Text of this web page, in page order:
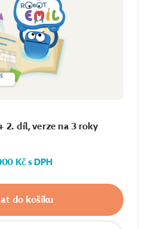
2. díl, verze na 3 roky
Kč s DPH
do košíku